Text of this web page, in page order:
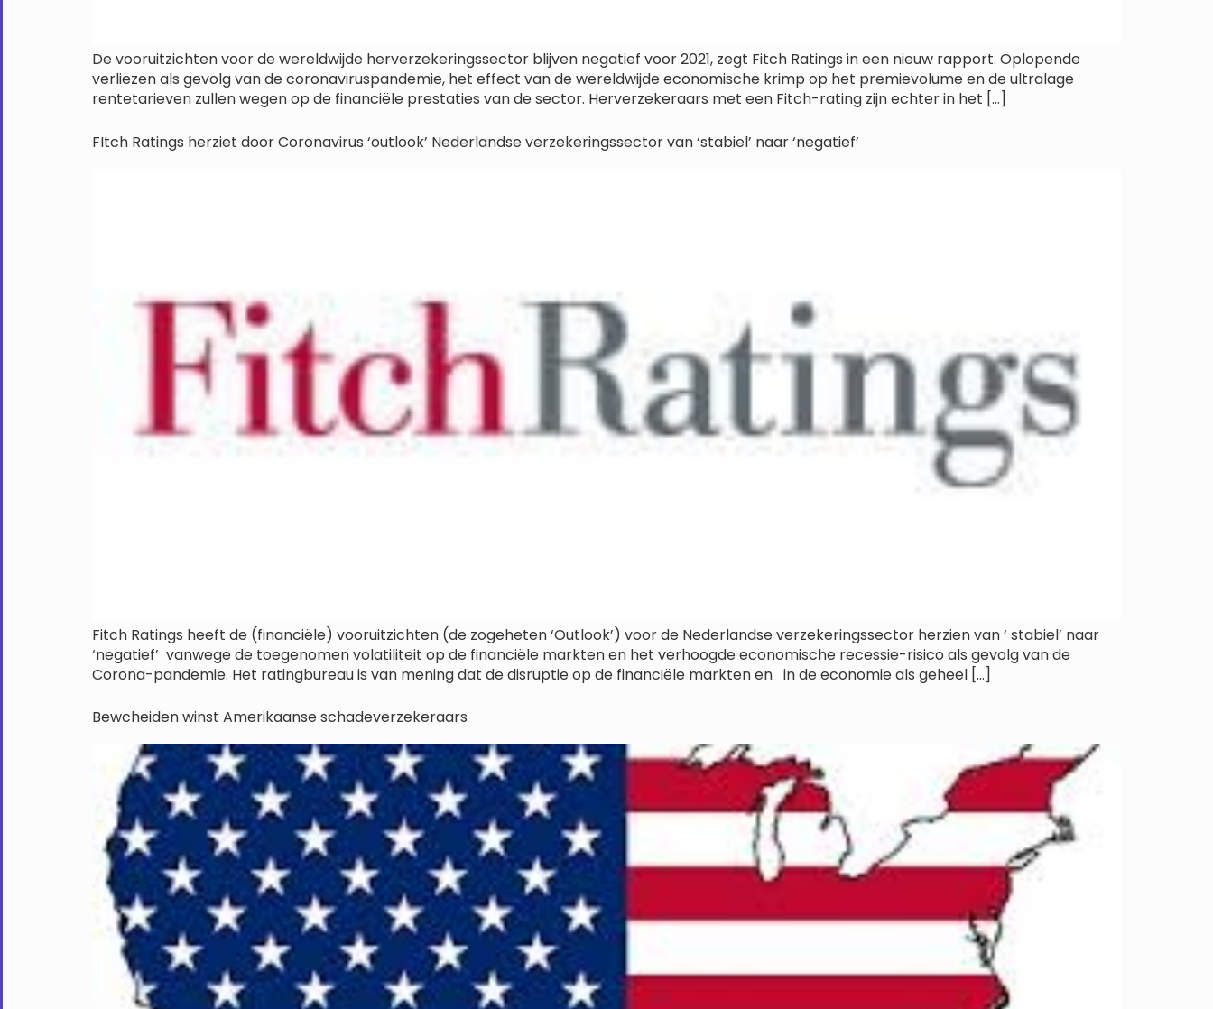
De vooruitzichten voor de wereldwijde herverzekeringssector blijven negatief voor 2021, zegt Fitch Ratings in een nieuw rapport. Oplopende
verliezen als gevolg van de coronaviruspandemie, het effect van de wereldwijde economische krimp op het premievolume en de ultralage
rentetarieven zullen wegen op de financiële prestaties van de sector. Herverzekeraars met een Fitch-rating zijn echter in het […]
FItch Ratings herziet door Coronavirus ‘outlook’ Nederlandse verzekeringssector van ‘stabiel’ naar ‘negatief’
Fitch Ratings heeft de (financiële) vooruitzichten (de zogeheten ‘Outlook’) voor de Nederlandse verzekeringssector herzien van ‘ stabiel’ naar
‘negatief’ vanwege de toegenomen volatiliteit op de financiële markten en het verhoogde economische recessie-risico als gevolg van de
Corona-pandemie. Het ratingbureau is van mening dat de disruptie op de financiële markten en in de economie als geheel […]
Bewcheiden winst Amerikaanse schadeverzekeraars